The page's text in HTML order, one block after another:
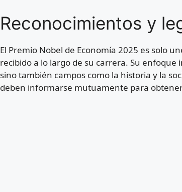
Reconocimientos y
El Premio Nobel de Economía 2025 es solo
recibido a lo largo de su carrera. Su
sino también campos como la historia y la
deben informarse mutuamente para